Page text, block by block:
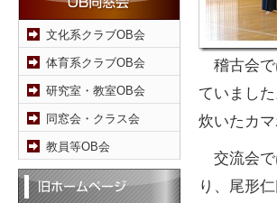
文化系クラブOB会
体育系クラブOB会
研究室・教室OB会
同窓会・クラス会
教員等OB会
稽古会で
ていまし
炊いたカ
交流会で
り、尾形